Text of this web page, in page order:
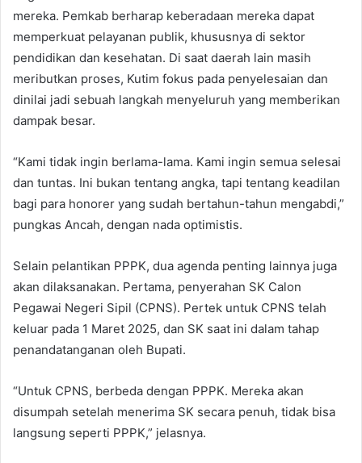
mereka. Pemkab berharap keberadaan mereka dapat
memperkuat pelayanan publik, khususnya di sektor
pendidikan dan kesehatan. Di saat daerah lain masih
meributkan proses, Kutim fokus pada penyelesaian dan
dinilai jadi sebuah langkah menyeluruh yang memberikan
dampak besar.
“Kami tidak ingin berlama-lama. Kami ingin semua selesai
dan tuntas. Ini bukan tentang angka, tapi tentang keadilan
bagi para honorer yang sudah bertahun-tahun mengabdi,”
pungkas Ancah, dengan nada optimistis.
Selain pelantikan PPPK, dua agenda penting lainnya juga
akan dilaksanakan. Pertama, penyerahan SK Calon
Pegawai Negeri Sipil (CPNS). Pertek untuk CPNS telah
keluar pada 1 Maret 2025, dan SK saat ini dalam tahap
penandatanganan oleh Bupati.
“Untuk CPNS, berbeda dengan PPPK. Mereka akan
disumpah setelah menerima SK secara penuh, tidak bisa
langsung seperti PPPK,” jelasnya.